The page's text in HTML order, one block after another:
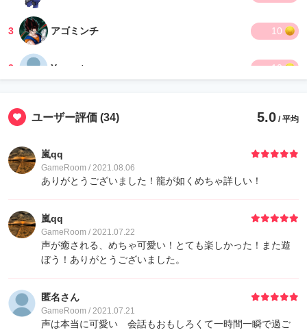
3 アゴミンチ 10
3 Yuuuuta 10
けんたん
3 いかたこ 10
わかき くぼ 10
ユーザー評価 (34) 5.0 / 平均
嵐qq
GameRoom / 2021.08.06
ありがとうございました！龍が如くめちゃ詳しい！
嵐qq
GameRoom / 2021.07.22
声が癒される、めちゃ可愛い！とても楽しかった！また遊
ぼう！ありがとうございました。
匿名さん
GameRoom / 2021.07.21
声は本当に可愛い 会話もおもしろくて一時間一瞬で過ご